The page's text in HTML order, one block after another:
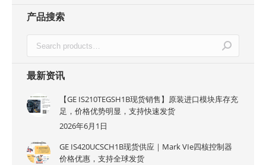
产品搜索
最新资讯
【GE IS210TEGSH1B现货销售】原装进口模块库存充
足，价格优势明显，支持快速发货
2026年6月1日
GE IS420UCSCH1B现货供应｜Mark VIe四核控制器
价格优惠，支持全球发货